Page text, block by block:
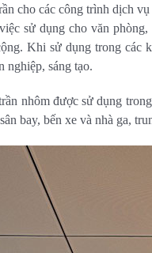
cho các công trình dịch
sử dụng cho văn
Khi sử dụng trong các
nghiệp, sáng tạo.
nhôm được sử dụng
bay, bến xe và nhà ga,